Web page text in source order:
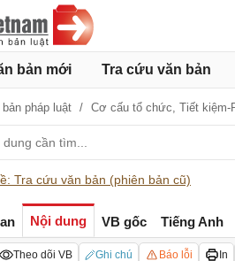
bản mới Tra cứu văn bản
pháp luật Cơ cấu tổ chức, Tiết kiệm-
Tra cứu văn bản (phiên bản cũ)
Nội dung VB gốc Tiếng Anh
Theo dõi VB Ghi chú Báo lỗi In